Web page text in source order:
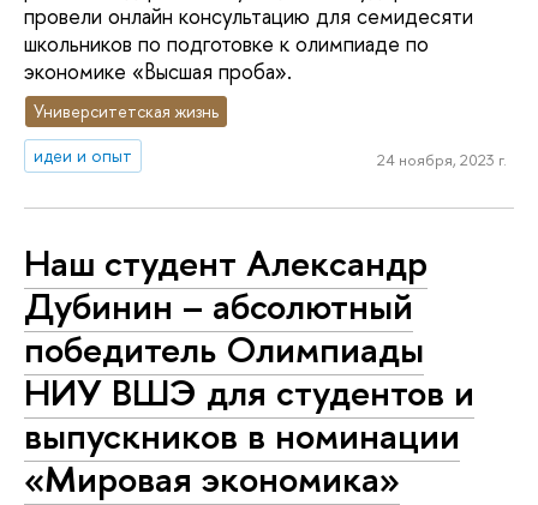
провели онлайн консультацию для семидесяти
школьников по подготовке к олимпиаде по
экономике «Высшая проба».
Университетская жизнь
идеи и опыт
24 ноября, 2023 г.
Наш студент Александр
Дубинин – абсолютный
победитель Олимпиады
НИУ ВШЭ для студентов и
выпускников в номинации
«Мировая экономика»